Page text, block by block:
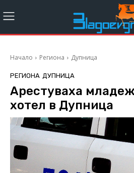
Начало Региона Дупница
РЕГИОНА ДУПНИЦА
Арестуваха
хотел в Дупница